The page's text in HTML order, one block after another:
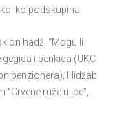
podskupina
hadž, “Mogu li
i benkica (UKC
penzionera), Hidžab
ruže ulice”,